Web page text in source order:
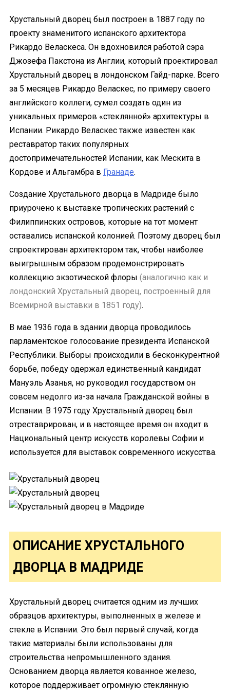
Хрустальный дворец был построен в 1887 году по
проекту знаменитого испанского архитектора
Рикардо Веласкеса. Он вдохновился работой сэра
Джозефа Пакстона из Англии, который проектировал
Хрустальный дворец в лондонском Гайд-парке. Всего
за 5 месяцев Рикардо Веласкес, по примеру своего
английского коллеги, сумел создать один из
уникальных примеров «стеклянной» архитектуры в
Испании. Рикардо Веласкес также известен как
реставратор таких популярных
достопримечательностей Испании, как Мескита в
Кордове и Альгамбра в Гранаде.
Создание Хрустального дворца в Мадриде было
приурочено к выставке тропических растений с
Филиппинских островов, которые на тот момент
оставались испанской колонией. Поэтому дворец был
спроектирован архитектором так, чтобы наиболее
выигрышным образом продемонстрировать
коллекцию экзотической флоры (аналогично как и
лондонский Хрустальный дворец, построенный для
Всемирной выставки в 1851 году).
В мае 1936 года в здании дворца проводилось
парламентское голосование президента Испанской
Республики. Выборы происходили в бесконкурентной
борьбе, победу одержал единственный кандидат
Мануэль Азанья, но руководил государством он
совсем недолго из-за начала Гражданской войны в
Испании. В 1975 году Хрустальный дворец был
отреставрирован, и в настоящее время он входит в
Национальный центр искусств королевы Софии и
используется для выставок современного искусства.
ОПИСАНИЕ ХРУСТАЛЬНОГО
ДВОРЦА В МАДРИДЕ
Хрустальный дворец считается одним из лучших
образцов архитектуры, выполненных в железе и
стекле в Испании. Это был первый случай, когда
такие материалы были использованы для
строительства непромышленного здания.
Основанием дворца является кованное железо,
которое поддерживает огромную стеклянную